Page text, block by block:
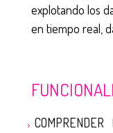
explotando los
en tiempo real,